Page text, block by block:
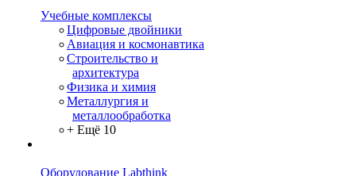
Учебные комплексы
Цифровые двойники
Авиация и космонавтика
Строительство и
архитектура
Физика и химия
Металлургия и
металлообработка
+ Ещё 10
Оборудование Labthink